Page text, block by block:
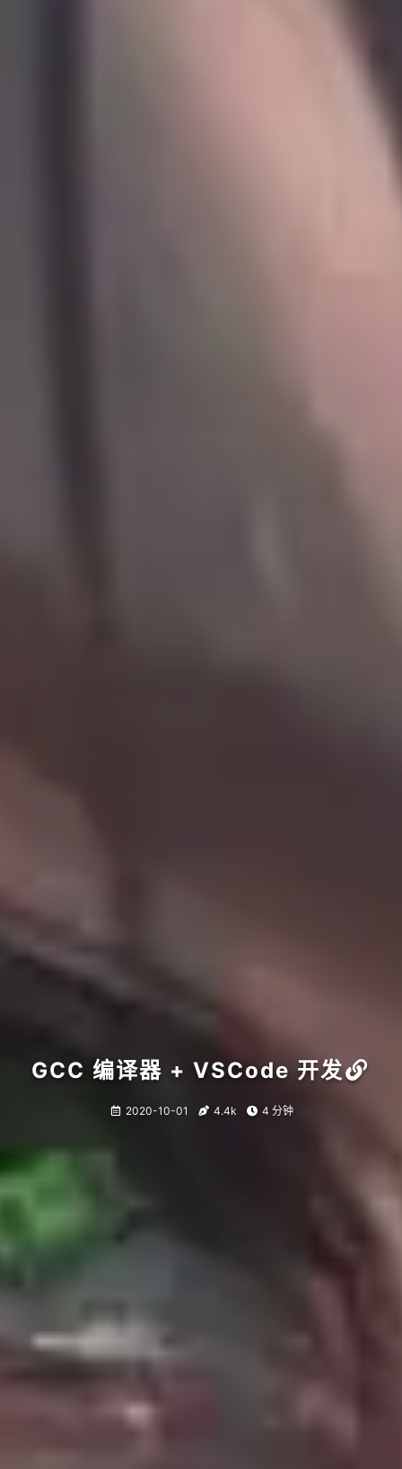
GCC 编译器 + VSCode 开发
2020-10-01 4.4k 4 分钟